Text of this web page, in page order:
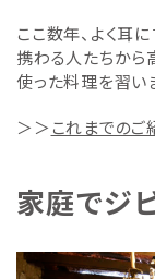
ここ数年、よく耳
携わる人たちから
使った料理を習い
＞＞ これまでのご
家庭でジ